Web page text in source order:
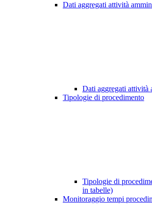
Dati aggregati attività
Dati aggregati attività
Tipologie di procedimento
Tipologie di
in tabelle)
Monitoraggio tempi